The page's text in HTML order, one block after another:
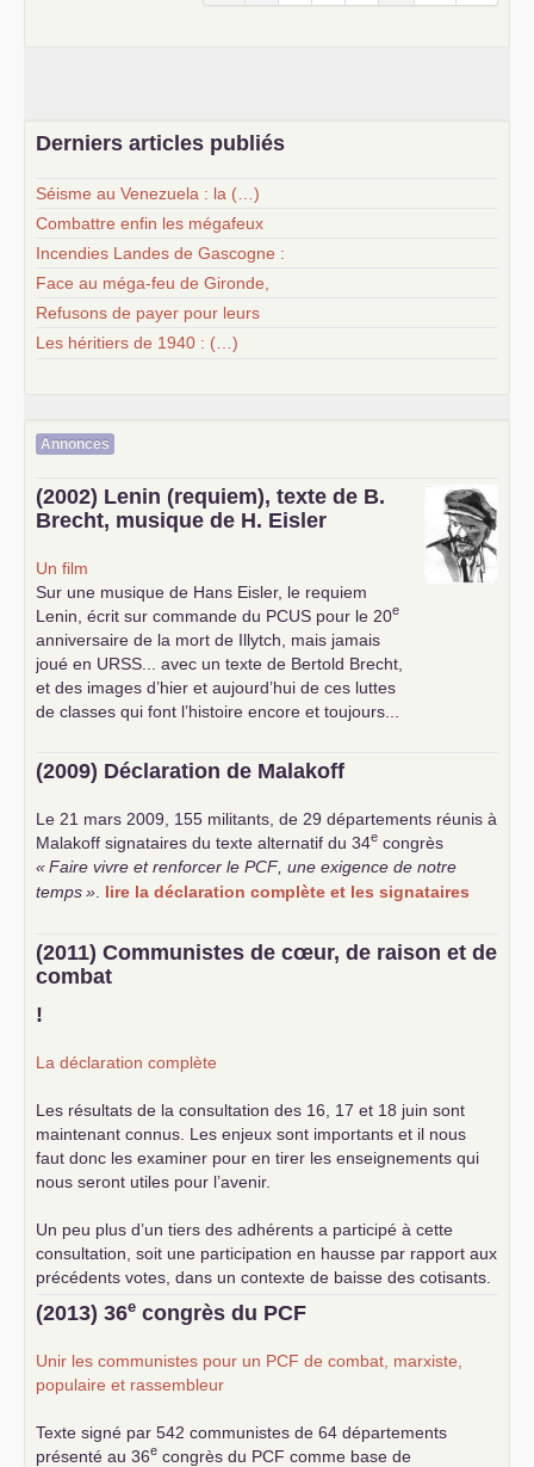
Derniers articles publiés
Séisme au Venezuela : la (…)
Combattre enfin les mégafeux
Incendies Landes de Gascogne :
Face au méga-feu de Gironde,
Refusons de payer pour leurs
Les héritiers de 1940 : (…)
Annonces
(2002) Lenin (requiem), texte de B.
Brecht, musique de H. Eisler
Un film
Sur une musique de Hans Eisler, le requiem
Lenin, écrit sur commande du PCUS pour le 20e
anniversaire de la mort de Illytch, mais jamais
joué en URSS ... avec un texte de Bertold Brecht,
et des images d’hier et aujourd’hui de ces luttes
de classes qui font l’histoire encore et toujours...
(2009) Déclaration de Malakoff
Le 21 mars 2009, 155 militants, de 29 départements réunis à
Malakoff signataires du texte alternatif du 34e congrès
«Faire vivre et renforcer le PCF , une exigence de notre
temps» lire la déclaration complète et les signataires
(2011) Communistes de cœur, de raison et de
combat
!
La déclaration complète
Les résultats de la consultation des 16, 17 et 18 juin sont
maintenant connus. Les enjeux sont importants et il nous
faut donc les examiner pour en tirer les enseignements qui
nous seront utiles pour l’avenir.
Un peu plus d’un tiers des adhérents a participé à cette
consultation, soit une participation en hausse par rapport aux
précédents votes, dans un contexte de baisse des cotisants.
... lire la suite
(2013) 36e congrès du PCF
Unir les communistes pour un PCF de combat, marxiste,
populaire et rassembleur
Texte signé par 542 communistes de 64 départements
présenté au 36e congrès du PCF comme base de